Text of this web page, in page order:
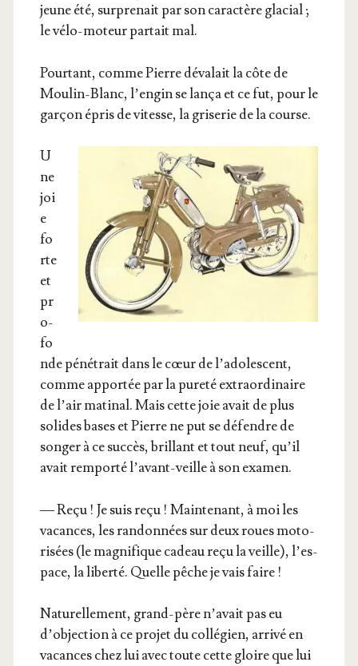
jeune été, sur­pre­nait par son carac­tère gla­cial ;
le vélo-moteur par­tait mal.
Pour­tant, comme Pierre déva­lait la côte de
Mou­­lin-Blanc, l’en­gin se lan­ça et ce fut, pour le
gar­çon épris de vitesse, la gri­se­rie de la course.
U
ne
joi
e
fo
rte
et
pr
o­
fo
nde péné­trait dans le cœur de l’a­do­les­cent,
comme appor­tée par la pure­té extra­or­di­naire
de l’air mati­nal. Mais cette joie avait de plus
solides bases et Pierre ne put se défendre de
son­ger à ce suc­cès, brillant et tout neuf, qu’il
avait rem­por­té l’a­vant-veille à son examen.
— Reçu ! Je suis reçu ! Main­te­nant, à moi les
vacances, les ran­don­nées sur deux roues moto­
ri­sées (le magni­fique cadeau reçu la veille), l’es­
pace, la liber­té. Quelle pêche je vais faire !
Natu­rel­le­ment, grand-père n’a­vait pas eu
d’objec­tion à ce pro­jet du col­lé­gien, arri­vé en
vacances chez lui avec toute cette gloire que lui